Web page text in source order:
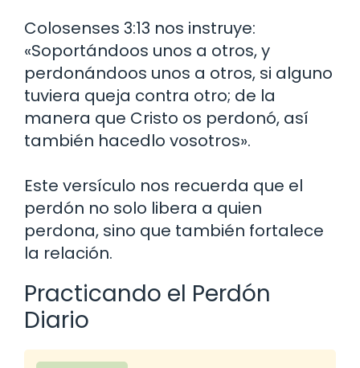
Colosenses 3:13 nos instruye:
«Soportándoos unos a otros, y
perdonándoos unos a otros, si alguno
tuviera queja contra otro; de la
manera que Cristo os perdonó, así
también hacedlo vosotros».
Este versículo nos recuerda que el
perdón no solo libera a quien
perdona, sino que también fortalece
la relación.
Practicando el Perdón
Diario